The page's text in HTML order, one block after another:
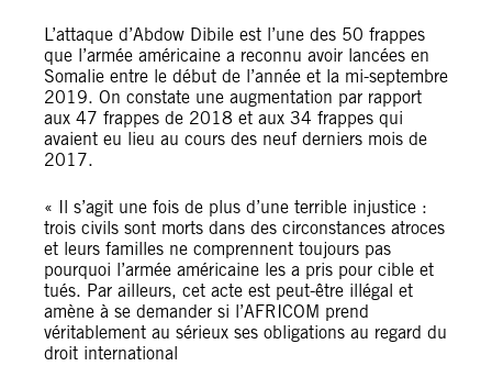
L’attaque d’Abdow Dibile est l’une des 50 frappes
que l’armée américaine a reconnu avoir lancées en
Somalie entre le début de l’année et la mi-septembre
2019. On constate une augmentation par rapport
aux 47 frappes de 2018 et aux 34 frappes qui
avaient eu lieu au cours des neuf derniers mois de
2017.
« Il s’agit une fois de plus d’une terrible injustice :
trois civils sont morts dans des circonstances atroces
et leurs familles ne comprennent toujours pas
pourquoi l’armée américaine les a pris pour cible et
tués. Par ailleurs, cet acte est peut-être illégal et
amène à se demander si l’AFRICOM prend
véritablement au sérieux ses obligations au regard du
droit international